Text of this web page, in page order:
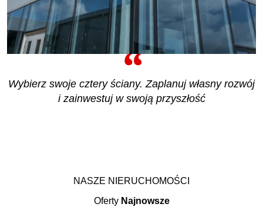
Wybierz swoje cztery ściany. Zaplanuj własny rozwój
i zainwestuj w swoją przyszłość
NASZE NIERUCHOMOŚCI
Oferty Najnowsze